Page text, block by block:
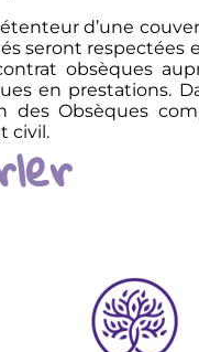
d’une
seront respectées
obsèques
en prestations.
des Obsèques
civil.